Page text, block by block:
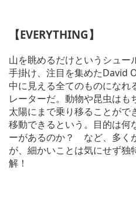
【EVERYTHING】
山を眺めるだけというシュ
手掛け、注目を集めたDavid
中に見える全てのものになれ
レーターだ。動物や昆虫は
太陽にまで乗り移ることがで
移動できるという。目的は
ーがあるのか？ など、多く
が、細かいことは気にせず独
解！